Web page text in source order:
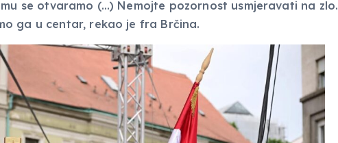
se otvaramo (…) Nemojte pozornost usmjeravati na zlo.
ga u centar, rekao je fra Brčina.